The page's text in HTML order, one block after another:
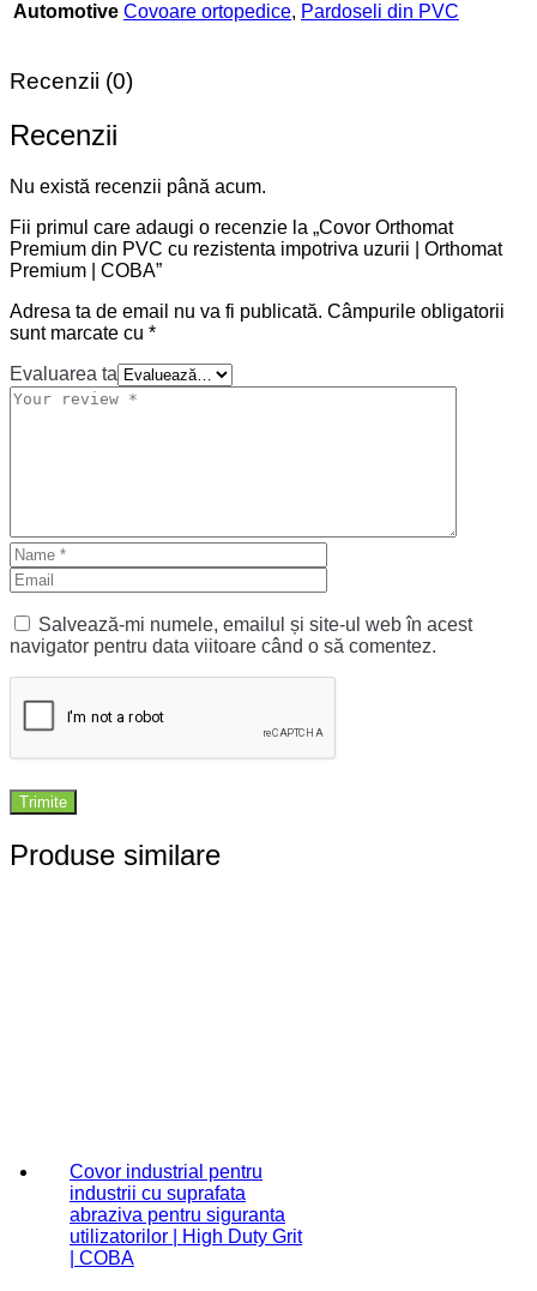
Automotive Covoare ortopedice, Pardoseli din PVC
Recenzii (0)
Recenzii
Nu există recenzii până acum.
Fii primul care adaugi o recenzie la „Covor Orthomat
Premium din PVC cu rezistenta impotriva uzurii | Orthomat
Premium | COBA”
Adresa ta de email nu va fi publicată. Câmpurile obligatorii
sunt marcate cu *
Evaluarea ta
Salvează-mi numele, emailul și site-ul web în acest
navigator pentru data viitoare când o să comentez.
Produse similare
Covor industrial pentru
industrii cu suprafata
abraziva pentru siguranta
utilizatorilor | High Duty Grit
| COBA